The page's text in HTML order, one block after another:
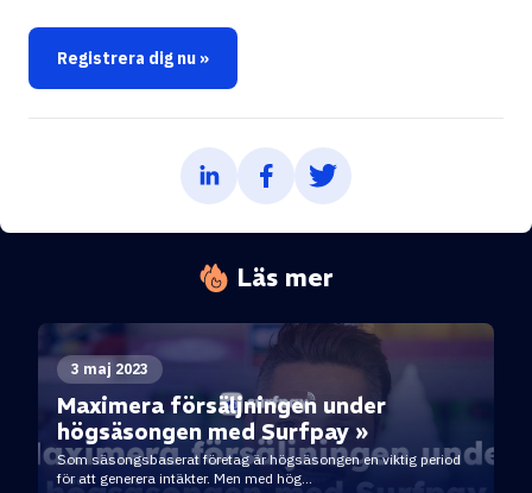
Registrera dig nu »
Läs mer
3 maj 2023
Maximera försäljningen under
högsäsongen med Surfpay »
Som säsongsbaserat företag är högsäsongen en viktig period
för att generera intäkter. Men med hög...